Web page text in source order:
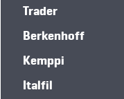
Trader
Berkenhoff
Kemppi
Italfil